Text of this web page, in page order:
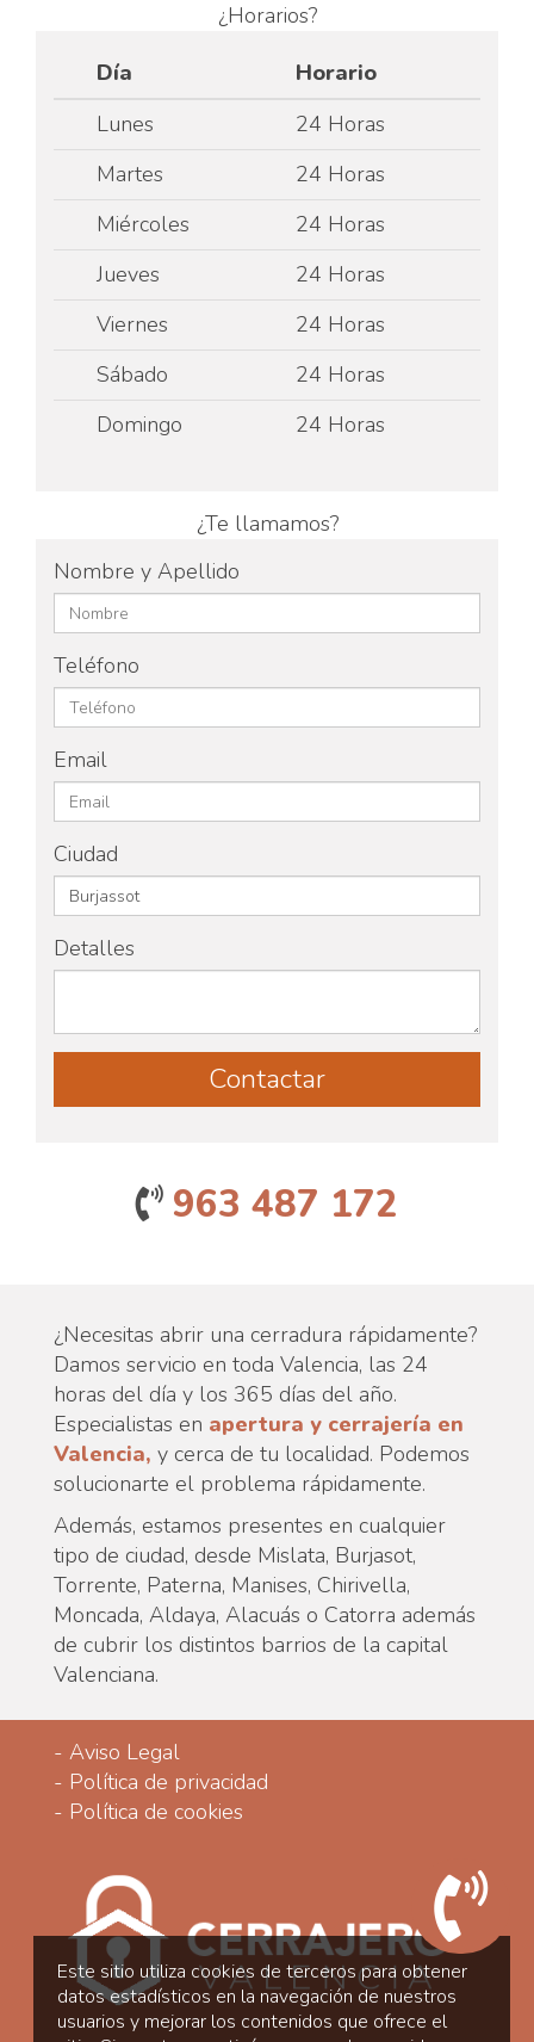
Este sitio utiliza cookies de terceros para obtener
datos estadísticos en la navegación de nuestros
usuarios y mejorar los contenidos que ofrece el
¿Horarios?
Día
Horario
Lunes
24 Horas
Martes
24 Horas
Miércoles
24 Horas
Jueves
24 Horas
Viernes
24 Horas
Sábado
24 Horas
Domingo
24 Horas
¿Te llamamos?
Nombre y Apellido
Teléfono
Email
Ciudad
Detalles
963 487 172
¿Necesitas abrir una cerradura rápidamente?
Damos servicio en toda Valencia, las 24
horas del día y los 365 días del año.
Especialistas en apertura y cerrajería en
Valencia, y cerca de tu localidad. Podemos
solucionarte el problema rápidamente.
Además, estamos presentes en cualquier
tipo de ciudad, desde Mislata, Burjasot,
Torrente, Paterna, Manises, Chirivella,
Moncada, Aldaya, Alacuás o Catorra además
de cubrir los distintos barrios de la capital
Valenciana.
- Aviso Legal
- Política de privacidad
- Política de cookies